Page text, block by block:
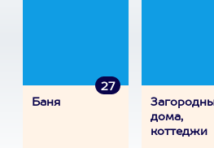
27
Баня
дома,
коттеджи